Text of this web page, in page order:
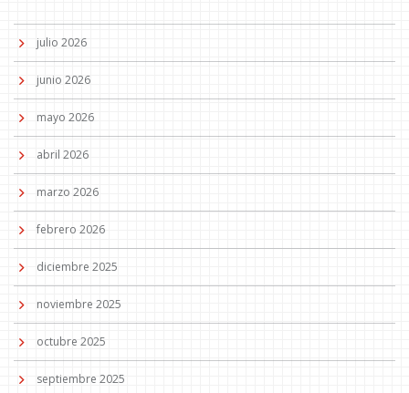
julio 2026
junio 2026
mayo 2026
abril 2026
marzo 2026
febrero 2026
diciembre 2025
noviembre 2025
octubre 2025
septiembre 2025